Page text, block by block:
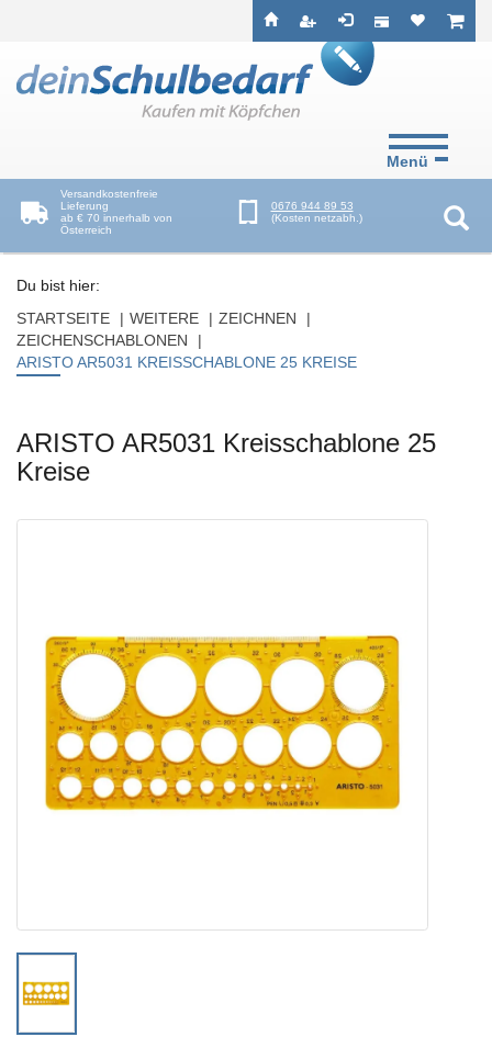
ist leerist
Menü
Versandkostenfreie
Lieferung
ab € 70 innerhalb von
Österreich
0676 944 89 53
(Kosten netzabh.)
Du bist hier:
STARTSEITE
WEITERE
ZEICHNEN
ZEICHENSCHABLONEN
ARISTO AR5031 KREISSCHABLONE 25 KREISE
ARISTO AR5031 Kreisschablone 25
Kreise